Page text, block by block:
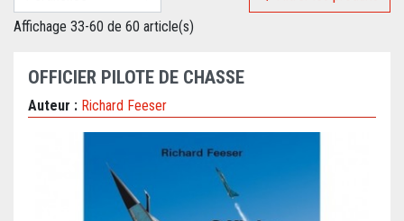
Affichage 33-60 de 60 article(s)
OFFICIER PILOTE DE CHASSE
Auteur : Richard Feeser